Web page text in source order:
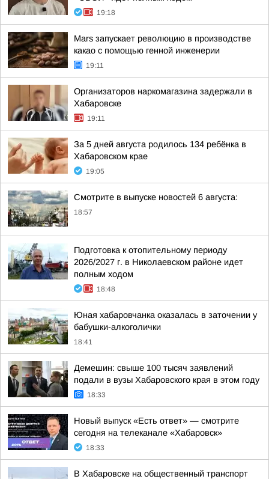
19:18
Mars запускает революцию в производстве
какао с помощью генной инженерии
19:11
Организаторов наркомагазина задержали в
Хабаровске
19:11
За 5 дней августа родилось 134 ребёнка в
Хабаровском крае
19:05
Смотрите в выпуске новостей 6 августа:
18:57
Подготовка к отопительному периоду
2026/2027 г. в Николаевском районе идет
полным ходом
18:48
Юная хабаровчанка оказалась в заточении у
бабушки-алкоголички
18:41
Демешин: свыше 100 тысяч заявлений
подали в вузы Хабаровского края в этом году
18:33
Новый выпуск «Есть ответ» — смотрите
сегодня на телеканале «Хабаровск»
18:33
В Хабаровске на общественный транспорт